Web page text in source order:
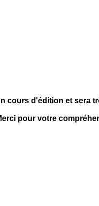
cours d'édition et sera
pour votre